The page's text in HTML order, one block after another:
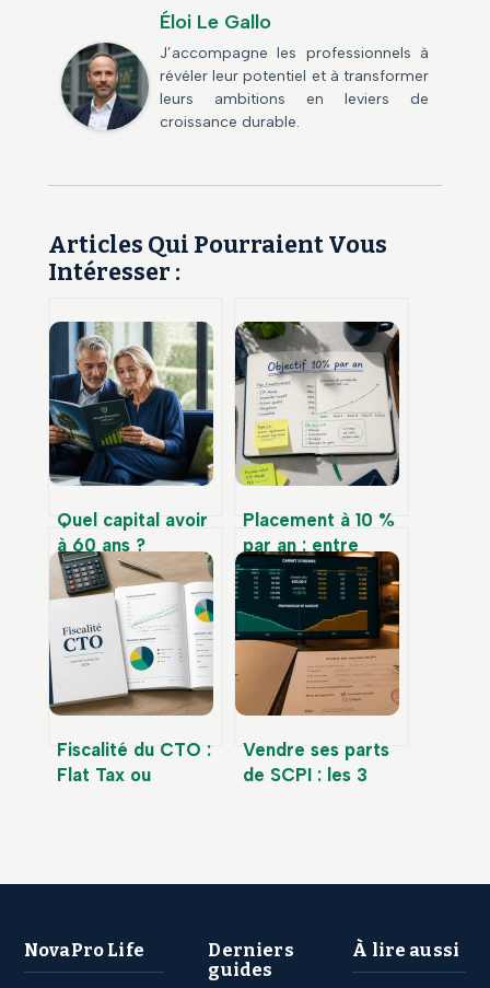
Éloi Le Gallo
J’accompagne les professionnels à
révéler leur potentiel et à transformer
leurs ambitions en leviers de
croissance durable.
Articles Qui Pourraient Vous
Intéresser :
Quel capital avoir
à 60 ans ?
Benchmarks,
ratios de salaire et
patrimoine cible
Placement à 10 %
par an : entre
performance
réelle et gestion
du risque
Fiscalité du CTO :
Flat Tax ou
Vendre ses parts
de SCPI : les 3
NovaPro Life
Derniers
guides
À lire aussi